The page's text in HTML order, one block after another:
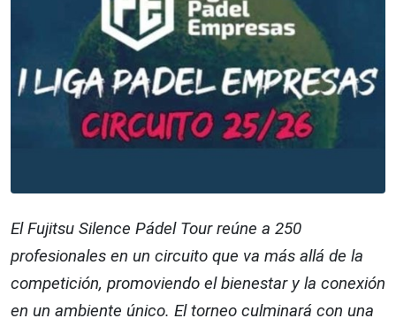
El Fujitsu Silence Pádel Tour reúne a 250
profesionales en un circuito que va más allá de la
competición, promoviendo el bienestar y la conexión
en un ambiente único. El torneo culminará con una